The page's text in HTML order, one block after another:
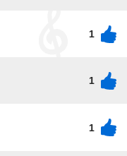
1
1
1